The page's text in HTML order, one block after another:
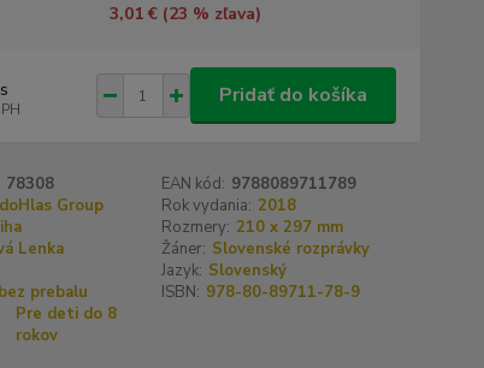
3,01 € (23 % zľava)
Pridať do košíka
78308 EAN kód: 9788089711789
Group Rok vydania: 2018
Rozmery: 210 x 297 mm
Lenka Žáner: Slovenské rozprávky
Jazyk: Slovenský
prebalu ISBN: 978-80-89711-78-9
Pre deti do 8
rokov